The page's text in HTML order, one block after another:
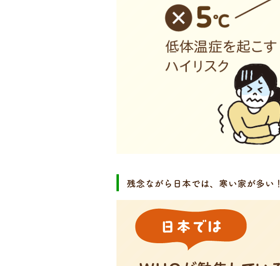
残念ながら日本では、寒い家が多い！